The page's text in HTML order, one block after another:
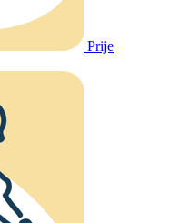
Prije